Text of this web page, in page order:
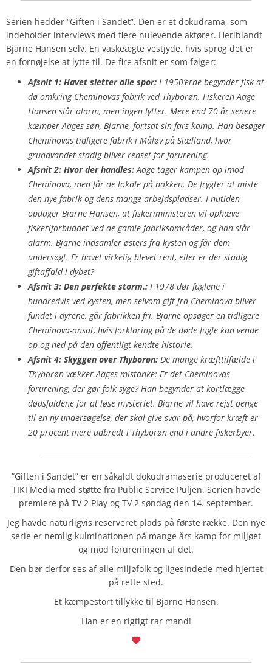
Serien hedder “Giften i Sandet”. Den er et dokudrama, som
indeholder interviews med flere nulevende aktører. Heriblandt
Bjarne Hansen selv. En vaskeægte vestjyde, hvis sprog det er
en fornøjelse at lytte til. De fire afsnit er som følger:
Afsnit 1: Havet sletter alle spor: I 1950’erne begynder fisk at
dø omkring Cheminovas fabrik ved Thyborøn. Fiskeren Aage
Hansen slår alarm, men ingen lytter. Mere end 70 år senere
kæmper Aages søn, Bjarne, fortsat sin fars kamp. Han besøger
Cheminovas tidligere fabrik i Måløv på Sjælland, hvor
grundvandet stadig bliver renset for forurening.
Afsnit 2: Hvor der handles:Aage tager kampen op imod
Cheminova, men får de lokale på nakken. De frygter at miste
den nye fabrik og dens mange arbejdspladser. I nutiden
opdager Bjarne Hansen, at fiskeriministeren vil ophæve
fiskeriforbuddet ved de gamle fabriksområder, og han slår
alarm. Bjarne indsamler østers fra kysten og får dem
undersøgt. Er havet virkelig blevet rent, eller er der stadig
giftaffald i dybet?
Afsnit 3: Den perfekte storm.: I 1978 dør fuglene i
hundredvis ved kysten, men selvom gift fra Cheminova bliver
fundet i dyrene, går fabrikken fri. Bjarne opsøger en tidligere
Cheminova-ansat, hvis forklaring på de døde fugle kan vende
op og ned på den offentligt kendte historie.
Afsnit 4: Skyggen over Thyborøn: De mange kræfttilfælde i
Thyborøn vækker Aages mistanke: Er det Cheminovas
forurening, der gør folk syge? Han begynder at kortlægge
dødsfaldene for at løse mysteriet. Bjarne vil have rejst penge
til en ny undersøgelse, der skal give svar på, hvorfor kræft er
20 procent mere udbredt i Thyborøn end i andre fiskerbyer.
“Giften i Sandet” er en såkaldt dokudramaserie produceret af
TIKI Media med støtte fra Public Service Puljen. Serien havde
premiere på TV 2 Play og TV 2 søndag den 14. september.
Jeg havde naturligvis reserveret plads på første række. Den nye
serie er nemlig kulminationen på mange års kamp for miljøet
og mod forureningen af det.
Den bør derfor ses af alle miljøfolk og ligesindede med hjertet
på rette sted.
Et kæmpestort tillykke til Bjarne Hansen.
Han er en rigtigt rar mand!